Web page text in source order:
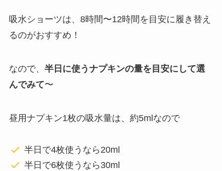
吸水ショーツは、8時間〜12時間を目安に履き替え
るのがおすすめ！
なので、 半日に使うナプキンの量を目安にして選
んでみて〜
昼用ナプキン1枚の吸水量は、約5mlなので
半日で4枚使うなら20ml
半日で6枚使うなら30ml